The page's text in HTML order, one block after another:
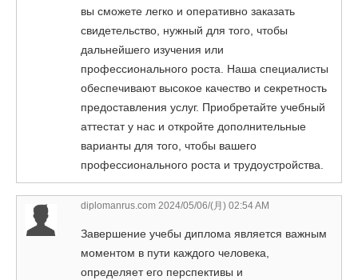
вы сможете легко и оперативно заказать
свидетельство, нужный для того, чтобы
дальнейшего изучения или
профессионального роста. Наша специалисты
обеспечивают высокое качество и секретность
предоставления услуг. Приобретайте учебный
аттестат у нас и откройте дополнительные
варианты для того, чтобы вашего
профессионального роста и трудоустройства.
diplomanrus.com 2024/05/06/(月) 02:54 AM
Завершение учебы диплома является важным
моментом в пути каждого человека,
определяет его перспективы и